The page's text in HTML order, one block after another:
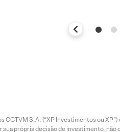
CCTVM S.A. (“XP Investimentos ou
própria decisão de investimento,